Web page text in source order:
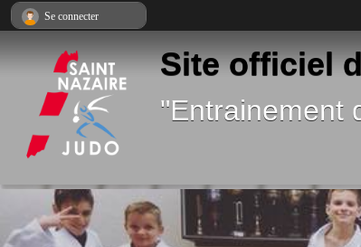
Site officiel
"Entrainement
Se connecter
Panneau de gestion des cookies